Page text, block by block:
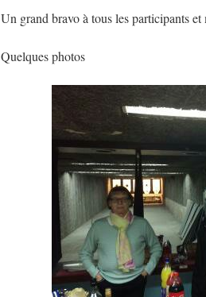
Un grand bravo à tous les participants
Quelques photos